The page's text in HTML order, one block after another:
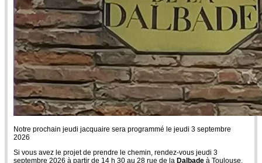
Notre prochain jeudi jacquaire sera programmé le jeudi 3 septembre
2026
Si vous avez le projet de prendre le chemin, rendez-vous jeudi 3
septembre 2026 à partir de 14 h 30 au 28 rue de la Dalbade à Toulouse.